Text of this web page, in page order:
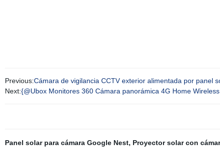
Previous:Cámara de vigilancia CCTV exterior alimentada por panel
Next:{@Ubox Monitores 360 Cámara panorámica 4G Home
Panel solar para cámara Google Nest, Proyector solar con